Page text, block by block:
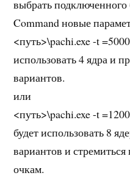
выбрать подключенного
Command новые
<путь>\pachi.exe -t
использовать 4 ядра и
вариантов.
или
<путь>\pachi.exe -t
будет использовать 8
вариантов и
очкам.